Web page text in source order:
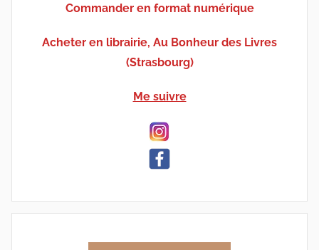
Commander en format numérique
Acheter en librairie, Au Bonheur des Livres
(Strasbourg)
Me suivre